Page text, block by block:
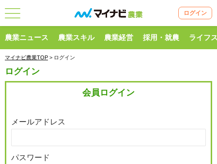
ログイン
農業ニュース 農業スキル 農業経営 採用・就農 ライフ
マイナビ農業TOP > ログイン
ログイン
会員ログイン
メールアドレス
パスワード